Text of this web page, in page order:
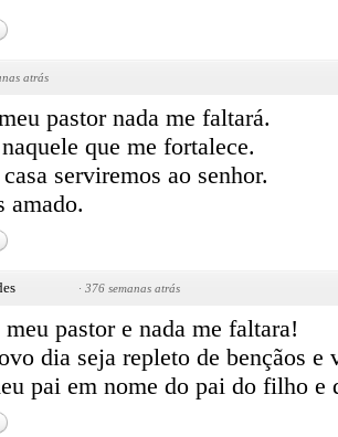
atrás
pastor nada me faltará.
que me fortalece.
serviremos ao senhor.
amado.
· 376 semanas atrás
meu pastor e nada me faltara!
dia seja repleto de bençãos e
pai em nome do pai do filho e